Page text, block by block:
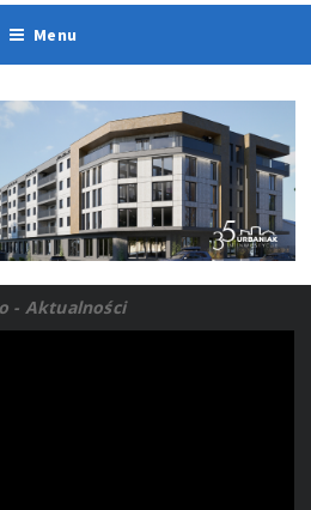
Menu
- Aktualności